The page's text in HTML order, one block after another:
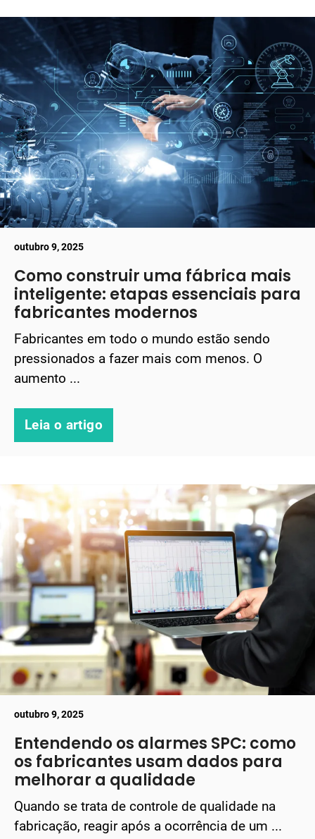
outubro 9, 2025
Como construir uma fábrica mais
inteligente: etapas essenciais para
fabricantes modernos
Fabricantes em todo o mundo estão sendo
pressionados a fazer mais com menos. O
aumento ...
Leia o artigo
outubro 9, 2025
Entendendo os alarmes SPC: como
os fabricantes usam dados para
melhorar a qualidade
Quando se trata de controle de qualidade na
fabricação, reagir após a ocorrência de um ...